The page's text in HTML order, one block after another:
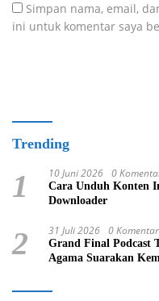
Simpan nama, email,
ini untuk komentar saya
Trending
1 10 Juni 2026 0
Cara Unduh Konten
Downloader
2 31 Juli 2026 0 Komentar
Grand Final Podcast
Agama Suarakan